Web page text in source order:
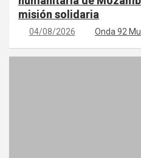
misión solidaria
04/08/2026 Onda 92